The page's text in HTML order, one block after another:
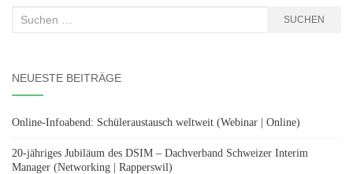
Suchen
SUCHEN
NEUESTE BEITRÄGE
Online-Infoabend: Schüleraustausch weltweit (Webinar | Online)
20-jähriges Jubiläum des DSIM – Dachverband Schweizer Interim
Manager (Networking | Rapperswil)